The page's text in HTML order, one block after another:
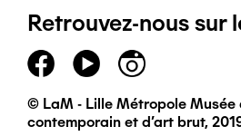
page
principal
Retrouvez-nous sur
© LaM - Lille Métropole
contemporain et d'art brut,